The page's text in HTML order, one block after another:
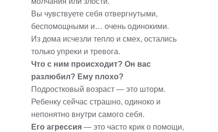
Вы чувствуете себя отвергнутыми,
беспомощными и… очень одинокими.
Из дома исчезли тепло и смех, остались
только упреки и тревога.
Что с ним происходит? Он вас
разлюбил? Ему плохо?
Подростковый возраст — это шторм.
Ребенку сейчас страшно, одиноко и
непонятно внутри самого себя.
Его агрессия — это часто крик о помощи,